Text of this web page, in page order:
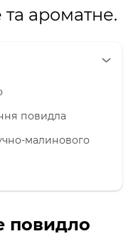
ароматне.
повидла
малинового
повидло